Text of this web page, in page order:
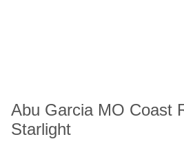
Abu Garcia MO Coast
Starlight